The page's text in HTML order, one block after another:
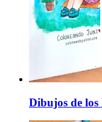
Dibujos de los